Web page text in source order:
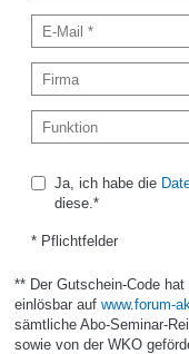
Ja, ich habe die
diese.*
* Pflichtfelder
** Der Gutschein-Code
einlösbar auf www.forum-
sämtliche Abo-Seminar-
sowie von der WKO